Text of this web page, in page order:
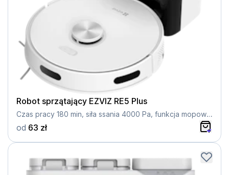
Robot sprzątający EZVIZ RE5 Plus
Czas pracy 180 min, siła ssania 4000 Pa, funkcja mopowania
od 63 zł